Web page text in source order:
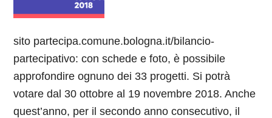
sito partecipa.comune.bologna.it/bilancio-
partecipativo: con schede e foto, è possibile
approfondire ognuno dei 33 progetti. Si potrà
votare dal 30 ottobre al 19 novembre 2018. Anche
quest’anno, per il secondo anno consecutivo, il